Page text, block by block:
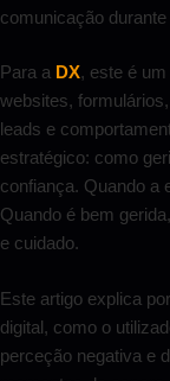
comunicação
Para a DX, este é
websites,
leads e
estratégico: como
confiança. Quando a
Quando é bem
e cuidado.
Este artigo explica
digital, como o
perceção negativa e